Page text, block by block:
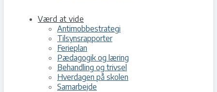
Værd at vide
Antimobbestrategi
Tilsynsrapporter
Ferieplan
Pædagogik og læring
Behandling og trivsel
Hverdagen på skolen
Samarbejde